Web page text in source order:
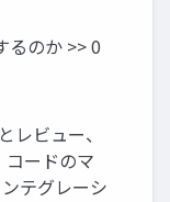
るのか >> 0
レビュー、
ードのマ
テグレーシ